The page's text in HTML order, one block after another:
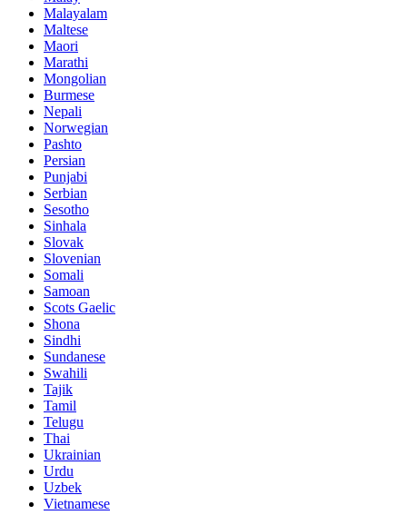
Malayalam
Maltese
Maori
Marathi
Mongolian
Burmese
Nepali
Norwegian
Pashto
Persian
Punjabi
Serbian
Sesotho
Sinhala
Slovak
Slovenian
Somali
Samoan
Scots Gaelic
Shona
Sindhi
Sundanese
Swahili
Tajik
Tamil
Telugu
Thai
Ukrainian
Urdu
Uzbek
Vietnamese